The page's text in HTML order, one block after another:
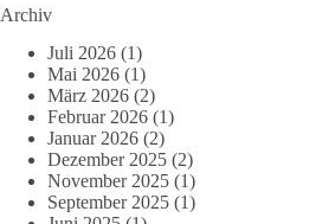
Archiv
Juli 2026 (1)
Mai 2026 (1)
März 2026 (2)
Februar 2026 (1)
Januar 2026 (2)
Dezember 2025 (2)
November 2025 (1)
September 2025 (1)